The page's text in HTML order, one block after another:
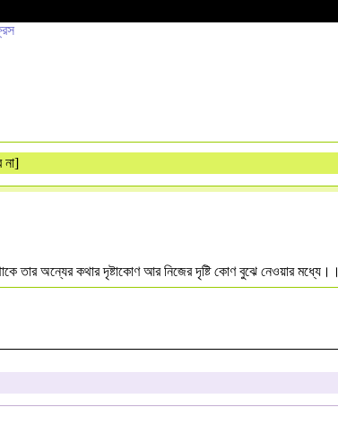
না]
তার অন্যের কথার দৃষ্টাকোণ আর নিজের দৃষ্টি কোণ বুঝে নেওয়ার মধ্যে।।